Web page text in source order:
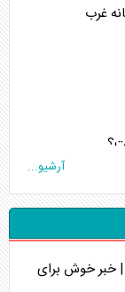
غرب
آرشیو...
فروردین ۱۴۰۵ آغاز شد | خبر خوش برای